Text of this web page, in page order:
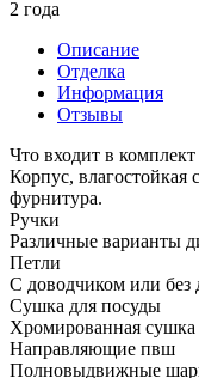
2 года
Описание
Отделка
Информация
Отзывы
Что входит в
Корпус, влагостойкая
фурнитура.
Ручки
Различные варианты
Петли
С доводчиком или без
Сушка для посуды
Хромированная
Направляющие пвш
Полновыдвижные